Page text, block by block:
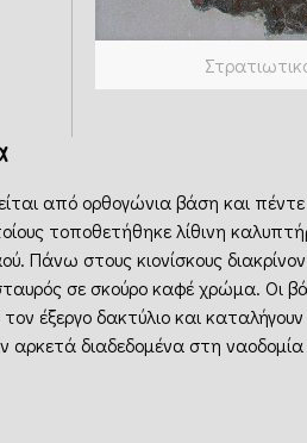
από ορθογώνια βάση και πέντε
τοποθετήθηκε λίθινη
Πάνω στους κιονίσκους
σε σκούρο καφέ χρώμα. Οι
έξεργο δακτύλιο και
αρκετά διαδεδομένα στη